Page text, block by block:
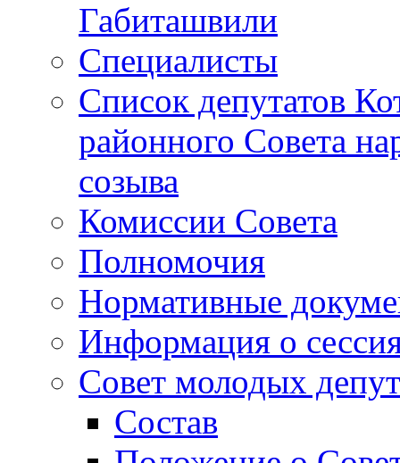
Габиташвили
Специалисты
Список депутатов
районного Совета
созыва
Комиссии Совета
Полномочия
Нормативные
Информация о
Совет молодых
Состав